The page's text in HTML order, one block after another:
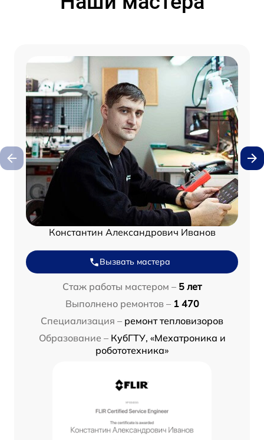
Константин Александрович Иванов
Вызвать мастера
Стаж работы мастером – 5 лет
Выполнено ремонтов – 1 470
Специализация – ремонт тепловизоров
Образование – КубГТУ, «Мехатроника и
робототехника»